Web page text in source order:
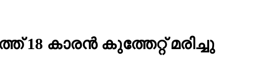
കാരന്‍ കുത്തേറ്റ് മരിച്ചു